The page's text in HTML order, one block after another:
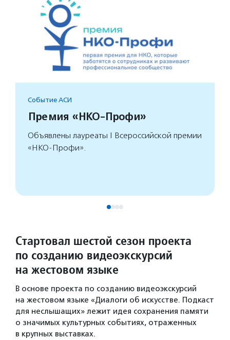
Событие АСИ
Премия «НКО-Профи»
Объявлены лауреаты I Всероссийской премии
«НКО-Профи».
Стартовал шестой сезон проекта
по созданию видеоэкскурсий
на жестовом языке
В основе проекта по созданию видеоэкскурсий
на жестовом языке «Диалоги об искусстве. Подкаст
для неслышащих» лежит идея сохранения памяти
о значимых культурных событиях, отраженных
в крупных выставках.